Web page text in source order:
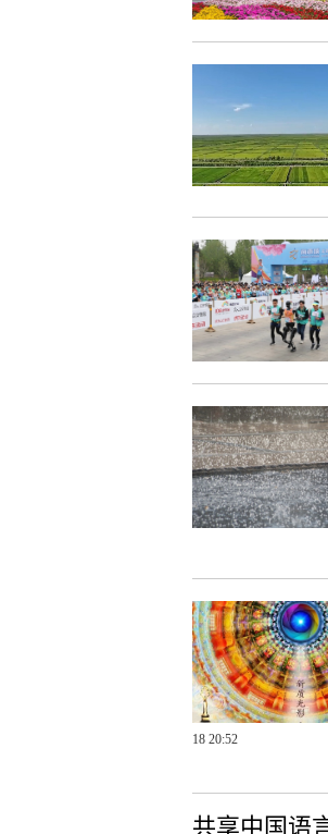
18 20:52
共享中国语